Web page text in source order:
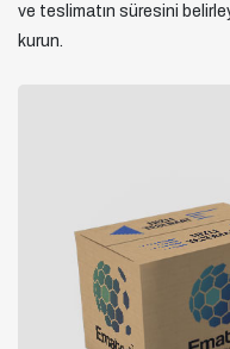
ve teslimatın süresini
kurun.